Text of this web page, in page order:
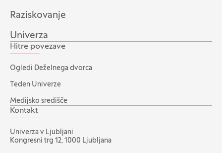
Raziskovanje
Univerza
Hitre povezave
Ogledi Deželnega dvorca
Teden Univerze
Medijsko središče
Kontakt
Univerza v Ljubljani
Kongresni trg 12, 1000 Ljubljana